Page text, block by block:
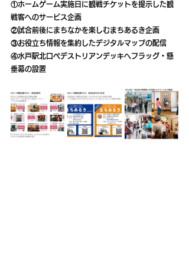
①ホームゲーム実施日に観戦チケットを提示した観
戦客へのサービス企画
②試合前後にまちなかを楽しむまちあるき企画
③お役立ち情報を集約したデジタルマップの配信
④水戸駅北口ペデストリアンデッキへフラッグ・懸
垂幕の設置